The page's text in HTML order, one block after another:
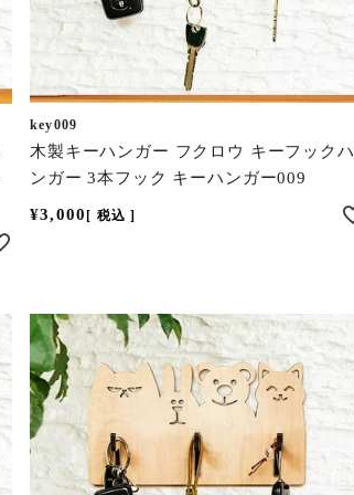
key009
木製キーハンガー フクロウ キーフックハ
ンガー 3本フック キーハンガー009
¥3,000 税込